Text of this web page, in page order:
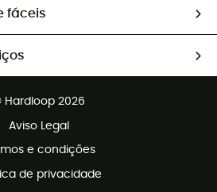
fáceis
dias
Hardloop 2026
Aviso Legal
e condições
de privacidade